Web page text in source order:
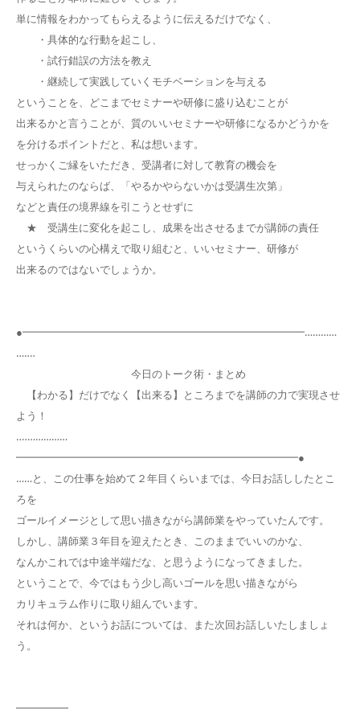
単に情報をわかってもらえるように伝えるだけでなく、
・具体的な行動を起こし、
・試行錯誤の方法を教え
・継続して実践していくモチベーションを与える
ということを、どこまでセミナーや研修に盛り込むことが
出来るかと言うことが、質のいいセミナーや研修になるかどうかを
を分けるポイントだと、私は想います。
せっかくご縁をいただき、受講者に対して教育の機会を
与えられたのならば、「やるかやらないかは受講生次第」
などと責任の境界線を引こうとせずに
★ 受講生に変化を起こし、成果を出させるまでが講師の責任
というくらいの心構えで取り組むと、いいセミナー、研修が
出来るのではないでしょうか。
●━━━━━━━━━━━━━━━━━━━━━━━━━━━…………
…‥‥
今日のトーク術・まとめ
【わかる】だけでなく【出来る】ところまでを講師の力で実現させ
よう！
‥‥……………
━━━━━━━━━━━━━━━━━━━━━━━━━━━●
……と、この仕事を始めて２年目くらいまでは、今日お話ししたとこ
ろを
ゴールイメージとして思い描きながら講師業をやっていたんです。
しかし、講師業３年目を迎えたとき、このままでいいのかな、
なんかこれでは中途半端だな、と思うようになってきました。
ということで、今ではもう少し高いゴールを思い描きながら
カリキュラム作りに取り組んでいます。
それは何か、というお話については、また次回お話しいたしましょ
う。
━━━━━